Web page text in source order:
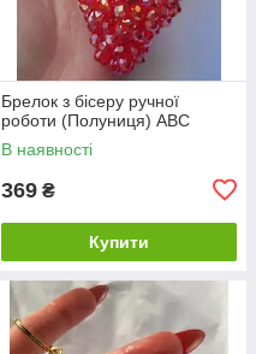
Брелок з бісеру ручної
роботи (Полуниця) ABC
В наявності
369 ₴
Купити